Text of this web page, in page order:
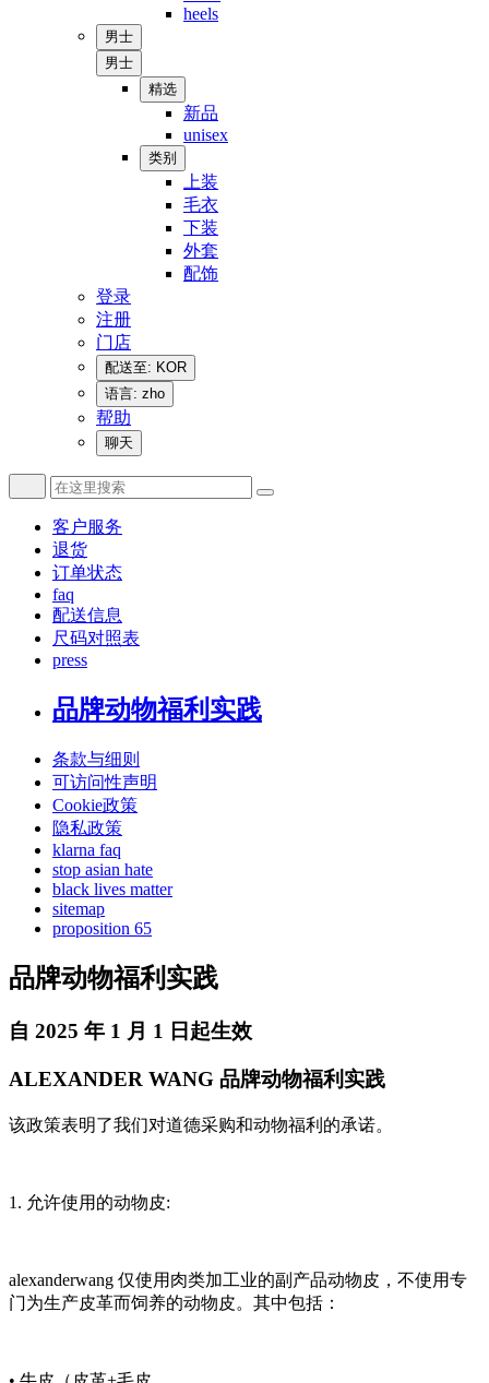
heels
男士
男士
精选
新品
unisex
类别
上装
毛衣
下装
外套
配饰
登录
注册
门店
配送至: KOR
语言: zho
帮助
聊天
客户服务
退货
订单状态
faq
配送信息
尺码对照表
press
品牌动物福利实践
条款与细则
可访问性声明
Cookie政策
隐私政策
klarna faq
stop asian hate
black lives matter
sitemap
proposition 65
品牌动物福利实践
自 2025 年 1 月 1 日起生效
ALEXANDER WANG 品牌动物福利实践
该政策表明了我们对道德采购和动物福利的承诺。
1. 允许使用的动物皮:
alexanderwang 仅使用肉类加工业的副产品动物皮，不使用专
门为生产皮革而饲养的动物皮。其中包括：